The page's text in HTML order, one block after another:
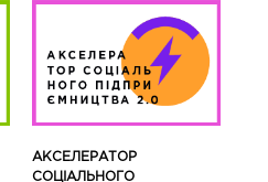
АКСЕЛЕРАТОР
СОЦІАЛЬНОГО